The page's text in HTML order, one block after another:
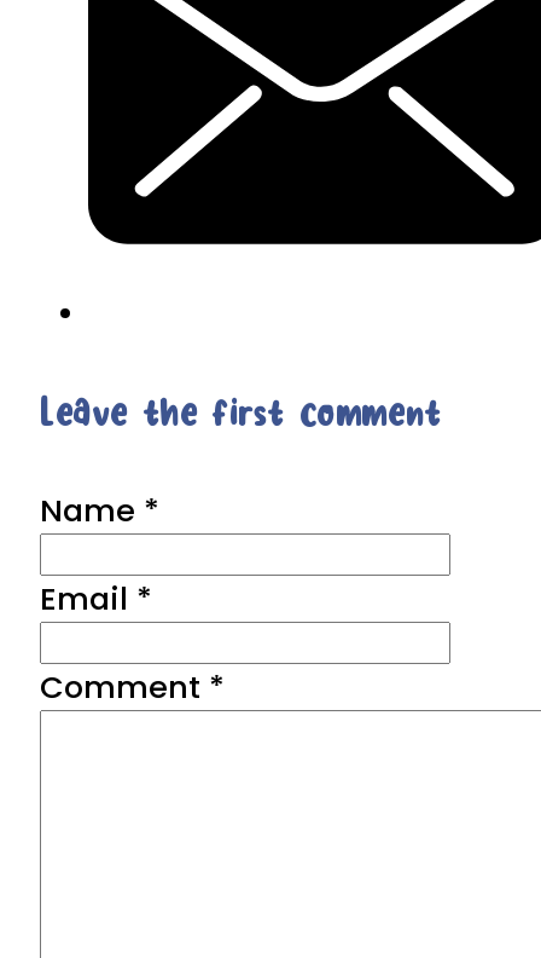
Leave the first comment
Name *
Email *
Comment *